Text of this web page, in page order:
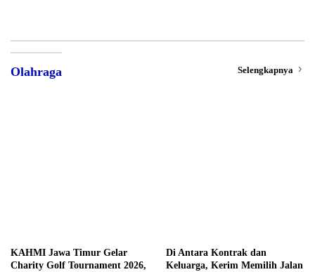
Olahraga Selengkapnya
KAHMI Jawa Timur Gelar
Charity Golf Tournament 2026,
Di Antara Kontrak dan
Keluarga, Kerim Memilih Jalan